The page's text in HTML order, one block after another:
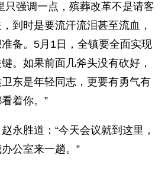
强调一点，殡葬改革不是请客
到时是要流汗流泪甚至流血，
备。5月1日，全镇要全面实现
。如果前面几斧头没有砍好，
东是年轻同志，更要有勇气有
着你。”
胜道：“今天会议就到这里，
公室来一趟。”